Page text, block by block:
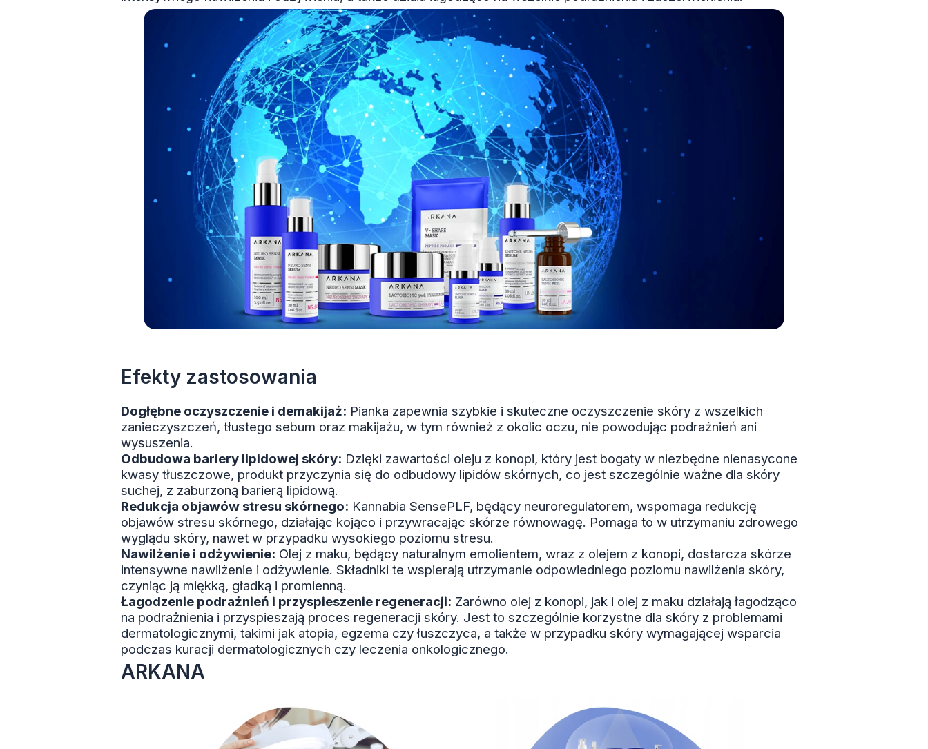
Efekty zastosowania
Dogłębne oczyszczenie i demakijaż: Pianka zapewnia szybkie i skuteczne oczyszczenie skóry z wszelkich
zanieczyszczeń, tłustego sebum oraz makijażu, w tym również z okolic oczu, nie powodując podrażnień ani
wysuszenia.
Odbudowa bariery lipidowej skóry: Dzięki zawartości oleju z konopi, który jest bogaty w niezbędne nienasycone
kwasy tłuszczowe, produkt przyczynia się do odbudowy lipidów skórnych, co jest szczególnie ważne dla skóry
suchej, z zaburzoną barierą lipidową.
Redukcja objawów stresu skórnego: Kannabia SensePLF, będący neuroregulatorem, wspomaga redukcję
objawów stresu skórnego, działając kojąco i przywracając skórze równowagę. Pomaga to w utrzymaniu zdrowego
wyglądu skóry, nawet w przypadku wysokiego poziomu stresu.
Nawilżenie i odżywienie: Olej z maku, będący naturalnym emolientem, wraz z olejem z konopi, dostarcza skórze
intensywne nawilżenie i odżywienie. Składniki te wspierają utrzymanie odpowiedniego poziomu nawilżenia skóry,
czyniąc ją miękką, gładką i promienną.
Łagodzenie podrażnień i przyspieszenie regeneracji: Zarówno olej z konopi, jak i olej z maku działają łagodząco
na podrażnienia i przyspieszają proces regeneracji skóry. Jest to szczególnie korzystne dla skóry z problemami
dermatologicznymi, takimi jak atopia, egzema czy łuszczyca, a także w przypadku skóry wymagającej wsparcia
podczas kuracji dermatologicznych czy leczenia onkologicznego.
ARKANA